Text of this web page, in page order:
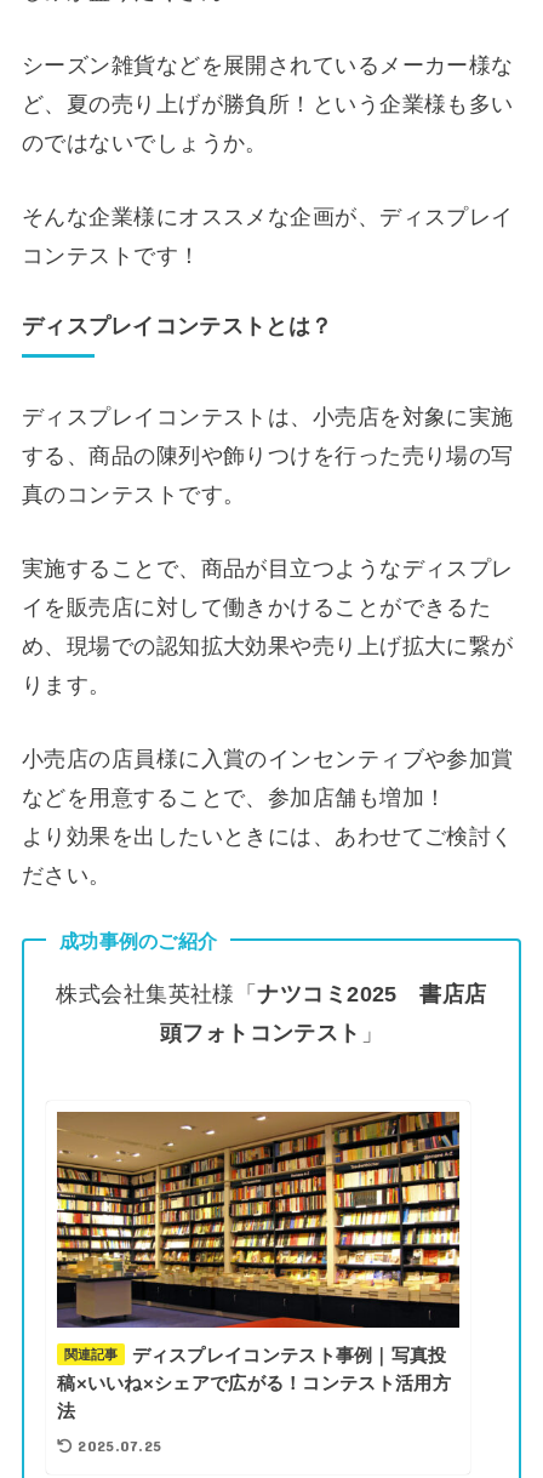
シーズン雑貨などを展開されているメーカー様な
ど、夏の売り上げが勝負所！という企業様も多い
のではないでしょうか。
そんな企業様にオススメな企画が、ディスプレイ
コンテストです！
ディスプレイコンテストとは？
ディスプレイコンテストは、小売店を対象に実施
する、商品の陳列や飾りつけを行った売り場の写
真のコンテストです。
実施することで、商品が目立つようなディスプレ
イを販売店に対して働きかけることができるた
め、現場での認知拡大効果や売り上げ拡大に繋が
ります。
小売店の店員様に入賞のインセンティブや参加賞
などを用意することで、参加店舗も増加！
より効果を出したいときには、あわせてご検討く
ださい。
成功事例のご紹介
株式会社集英社様「ナツコミ2025 書店店
頭フォトコンテスト 」
関連記事
ディスプレイコンテスト事例｜写真投
稿×いいね×シェアで広がる！コンテスト活用方
法
2025.07.25